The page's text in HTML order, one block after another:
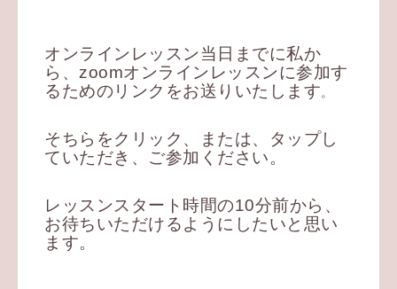
オンラインレッスン当日までに私か
ら、zoomオンラインレッスンに参加す
るためのリンクをお送りいたします。
そちらをクリック、または、タップし
ていただき、ご参加ください。
レッスンスタート時間の10分前から、
お待ちいただけるようにしたいと思い
ます。